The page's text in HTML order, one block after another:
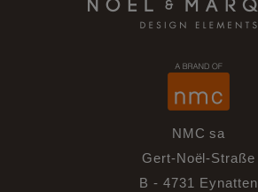
NMC sa
Gert-Noël-Straße
B - 4731 Eynatten